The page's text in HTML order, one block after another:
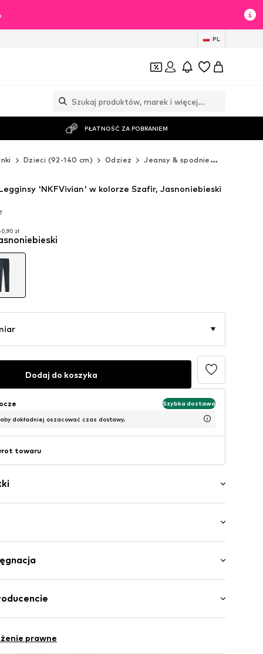
PL
PŁATNOŚĆ ZA POBRANIEM
Dzieci (92-140 cm) Odzież Jeansy & spodnie
zł
zł
'NKFVivian' w kolorze Szafir, Jasnoniebieski
Dodaj do koszyka
Szybka dostawa
dokładniej oszacować czas dostawy.
towaru
szew
5% Elastan
prawne